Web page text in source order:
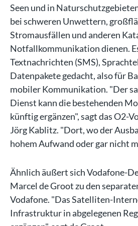
Seen und in
bei schweren Unwettern,
Stromausfällen und anderen
Notfallkommunikation dienen.
Textnachrichten (SMS),
Datenpakete gedacht, also für
mobiler Kommunikation. "Der
Dienst kann die bestehenden
künftig ergänzen", sagt das O2-
Jörg Kablitz. "Dort, wo der
hohem Aufwand oder gar nicht
Ähnlich äußert sich Vodafone-
Marcel de Groot zu den
Vodafone. "Das Satelliten-
Infrastruktur in abgelegenen